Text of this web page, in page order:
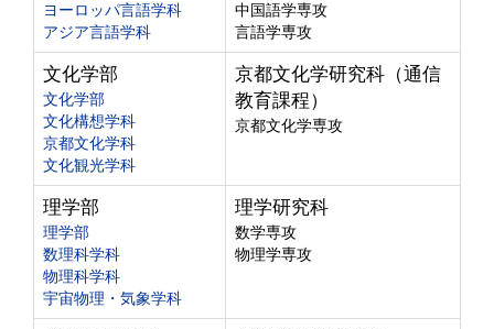
ヨーロッパ言語学科
アジア言語学科
中国語学専攻
言語学専攻
文化学部
文化学部
文化構想学科
京都文化学科
文化観光学科
京都文化学研究科（通信
教育課程）
京都文化学専攻
理学部
理学部
数理科学科
物理科学科
宇宙物理・気象学科
理学研究科
数学専攻
物理学専攻